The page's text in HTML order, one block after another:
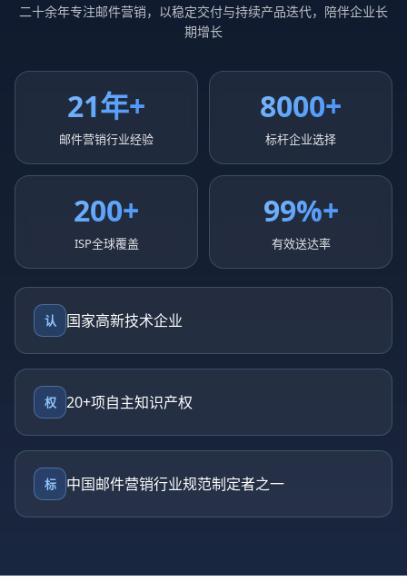
二十余年专注邮件营销，以稳定交付与持续产品迭代，陪伴企业长
期增长
21年+
邮件营销行业经验
8000+
标杆企业选择
200+
ISP全球覆盖
99%+
有效送达率
认 国家高新技术企业
权 20+项自主知识产权
标 中国邮件营销行业规范制定者之一